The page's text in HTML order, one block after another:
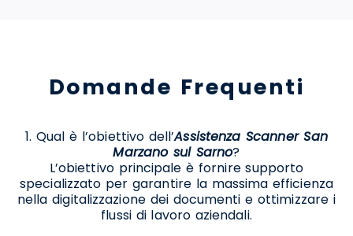
Domande Frequenti
1. Qual è l’obiettivo dell’Assistenza Scanner San
Marzano sul Sarno?
L’obiettivo principale è fornire supporto
specializzato per garantire la massima efficienza
nella digitalizzazione dei documenti e ottimizzare i
flussi di lavoro aziendali.